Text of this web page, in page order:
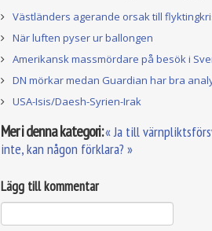
Västländers agerande orsak till
När luften pyser ur ballongen
Amerikansk massmördare på besök i
DN mörkar medan Guardian har bra
USA-Isis/Daesh-Syrien-Irak
Mer i denna kategori:« Ja till
inte, kan någon förklara? »
Lägg till kommentar